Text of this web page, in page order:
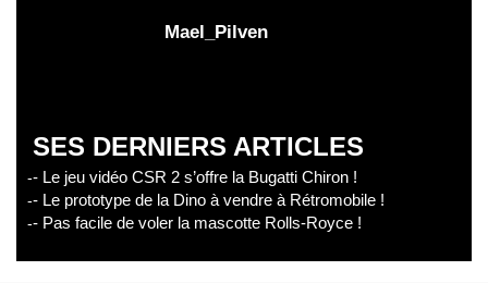
Mael_Pilven
SES DERNIERS ARTICLES
- Le jeu vidéo CSR 2 s’offre la Bugatti Chiron !
- Le prototype de la Dino à vendre à Rétromobile !
- Pas facile de voler la mascotte Rolls-Royce !